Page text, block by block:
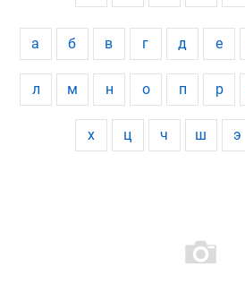
а б в г д е
л м н о п р
х ц ч ш э